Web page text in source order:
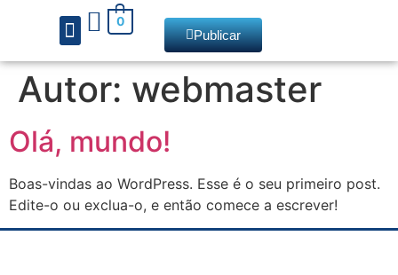
0
Publicar
Autor: webmaster
Olá, mundo!
Boas-vindas ao WordPress. Esse é o seu primeiro post.
Edite-o ou exclua-o, e então comece a escrever!